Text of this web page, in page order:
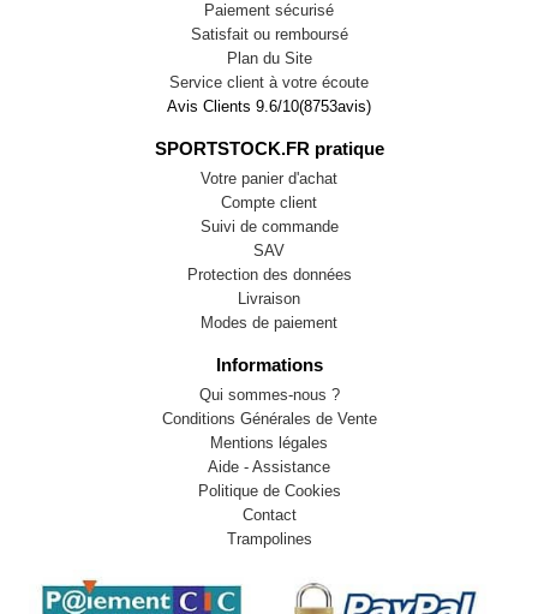
Paiement sécurisé
Satisfait ou remboursé
Plan du Site
Service client à votre écoute
Avis Clients 9.6/10(8753avis)
SPORTSTOCK.FR pratique
Votre panier d'achat
Compte client
Suivi de commande
SAV
Protection des données
Livraison
Modes de paiement
Informations
Qui sommes-nous ?
Conditions Générales de Vente
Mentions légales
Aide - Assistance
Politique de Cookies
Contact
Trampolines